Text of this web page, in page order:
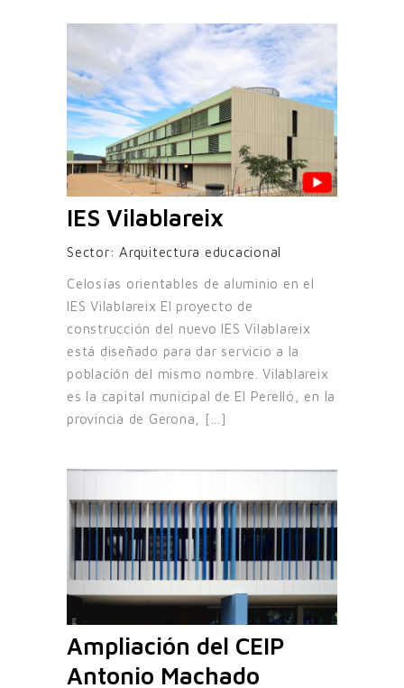
IES Vilablareix
Sector: Arquitectura educacional
Celosías orientables de aluminio en el
IES Vilablareix El proyecto de
construcción del nuevo IES Vilablareix
está diseñado para dar servicio a la
población del mismo nombre. Vilablareix
es la capital municipal de El Perelló, en la
provincia de Gerona, [...]
Ampliación del CEIP
Antonio Machado